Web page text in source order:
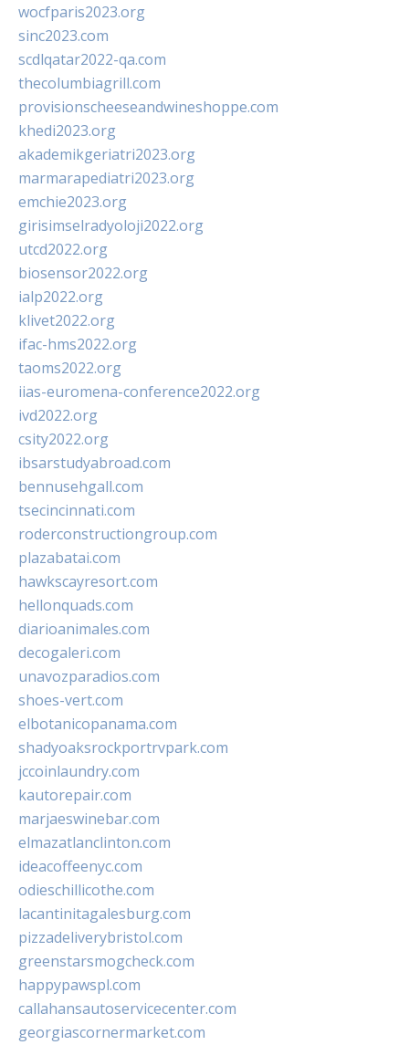
wocfparis2023.org
sinc2023.com
scdlqatar2022-qa.com
thecolumbiagrill.com
provisionscheeseandwineshoppe.com
khedi2023.org
akademikgeriatri2023.org
marmarapediatri2023.org
emchie2023.org
girisimselradyoloji2022.org
utcd2022.org
biosensor2022.org
ialp2022.org
klivet2022.org
ifac-hms2022.org
taoms2022.org
iias-euromena-conference2022.org
ivd2022.org
csity2022.org
ibsarstudyabroad.com
bennusehgall.com
tsecincinnati.com
roderconstructiongroup.com
plazabatai.com
hawkscayresort.com
hellonquads.com
diarioanimales.com
decogaleri.com
unavozparadios.com
shoes-vert.com
elbotanicopanama.com
shadyoaksrockportrvpark.com
jccoinlaundry.com
kautorepair.com
marjaeswinebar.com
elmazatlanclinton.com
ideacoffeenyc.com
odieschillicothe.com
lacantinitagalesburg.com
pizzadeliverybristol.com
greenstarsmogcheck.com
happypawspl.com
callahansautoservicecenter.com
georgiascornermarket.com